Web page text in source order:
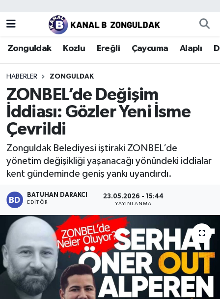
Zonguldak Kozlu Ereğli Çaycuma Alaplı
HABERLER ZONGULDAK
ZONBEL’de Değişim
İddiası: Gözler Yeni İsme
Çevrildi
Zonguldak Belediyesi iştiraki ZONBEL’de
yönetim değişikliği yaşanacağı yönündeki iddialar
kent gündeminde geniş yankı uyandırdı.
BATUHAN DARAKCI
EDITÖR
23.05.2026 - 15:44
YAYINLANMA
Zonguldak
Kozlu
Ereğli
Çaycuma
Alaplı
Devrek
Karabük
Spor
Ulusal
Zonguldak Nöbetçi Eczaneler
Zonguldak Hava Durumu
Zonguldak Trafik Yoğunluk Haritası
Puan Durumu ve Fikstür
Tüm Manşetler
Son Dakika Haberleri